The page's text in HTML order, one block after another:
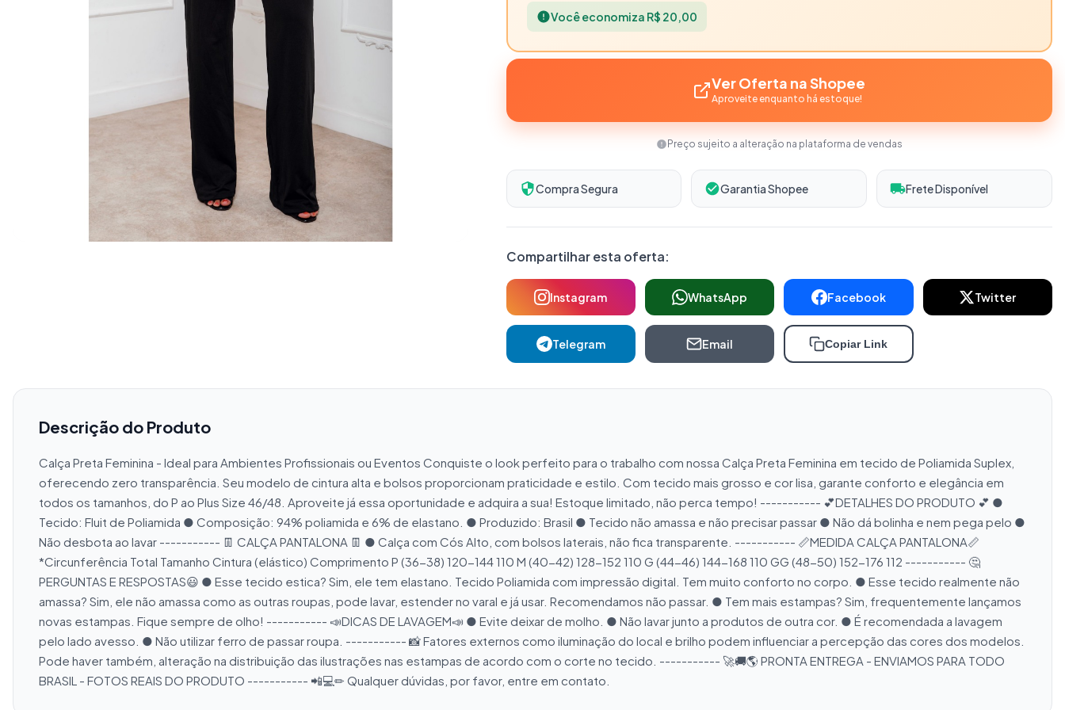
Você economiza R$ 20,00
Ver Oferta na Shopee
Aproveite enquanto há estoque!
Preço sujeito a alteração na plataforma de vendas
Compra Segura Garantia Shopee Frete Disponível
Compartilhar esta oferta:
Instagram WhatsApp Facebook Twitter
Telegram Email Copiar Link
Descrição do Produto
Calça Preta Feminina - Ideal para Ambientes Profissionais ou Eventos Conquiste o look perfeito para o trabalho com nossa Calça Preta Feminina em tecido de Poliamida Suplex,
oferecendo zero transparência. Seu modelo de cintura alta e bolsos proporcionam praticidade e estilo. Com tecido mais grosso e cor lisa, garante conforto e elegância em
todos os tamanhos, do P ao Plus Size 46/48. Aproveite já essa oportunidade e adquira a sua! Estoque limitado, não perca tempo! ----------- 💕DETALHES DO PRODUTO 💕 ●
Tecido: Fluit de Poliamida ● Composição: 94% poliamida e 6% de elastano. ● Produzido: Brasil ● Tecido não amassa e não precisar passar ● Não dá bolinha e nem pega pelo ●
Não desbota ao lavar ----------- 👖 CALÇA PANTALONA 👖 ● Calça com Cós Alto, com bolsos laterais, não fica transparente. ----------- 📏MEDIDA CALÇA PANTALONA📏
*Circunferência Total Tamanho Cintura (elástico) Comprimento P (36-38) 120-144 110 M (40-42) 128-152 110 G (44-46) 144-168 110 GG (48-50) 152-176 112 ----------- 🤔
PERGUNTAS E RESPOSTAS😃 ● Esse tecido estica? Sim, ele tem elastano. Tecido Poliamida com impressão digital. Tem muito conforto no corpo. ● Esse tecido realmente não
amassa? Sim, ele não amassa como as outras roupas, pode lavar, estender no varal e já usar. Recomendamos não passar. ● Tem mais estampas? Sim, frequentemente lançamos
novas estampas. Fique sempre de olho! ----------- 📣DICAS DE LAVAGEM📣 ● Evite deixar de molho. ● Não lavar junto a produtos de outra cor. ● É recomendada a lavagem
pelo lado avesso. ● Não utilizar ferro de passar roupa. ----------- 📸 Fatores externos como iluminação do local e brilho podem influenciar a percepção das cores dos modelos.
Pode haver também, alteração na distribuição das ilustrações nas estampas de acordo com o corte no tecido. ----------- 🚀🚚🌎 PRONTA ENTREGA - ENVIAMOS PARA TODO
BRASIL - FOTOS REAIS DO PRODUTO ----------- 📲💻✏ Qualquer dúvidas, por favor, entre em contato.